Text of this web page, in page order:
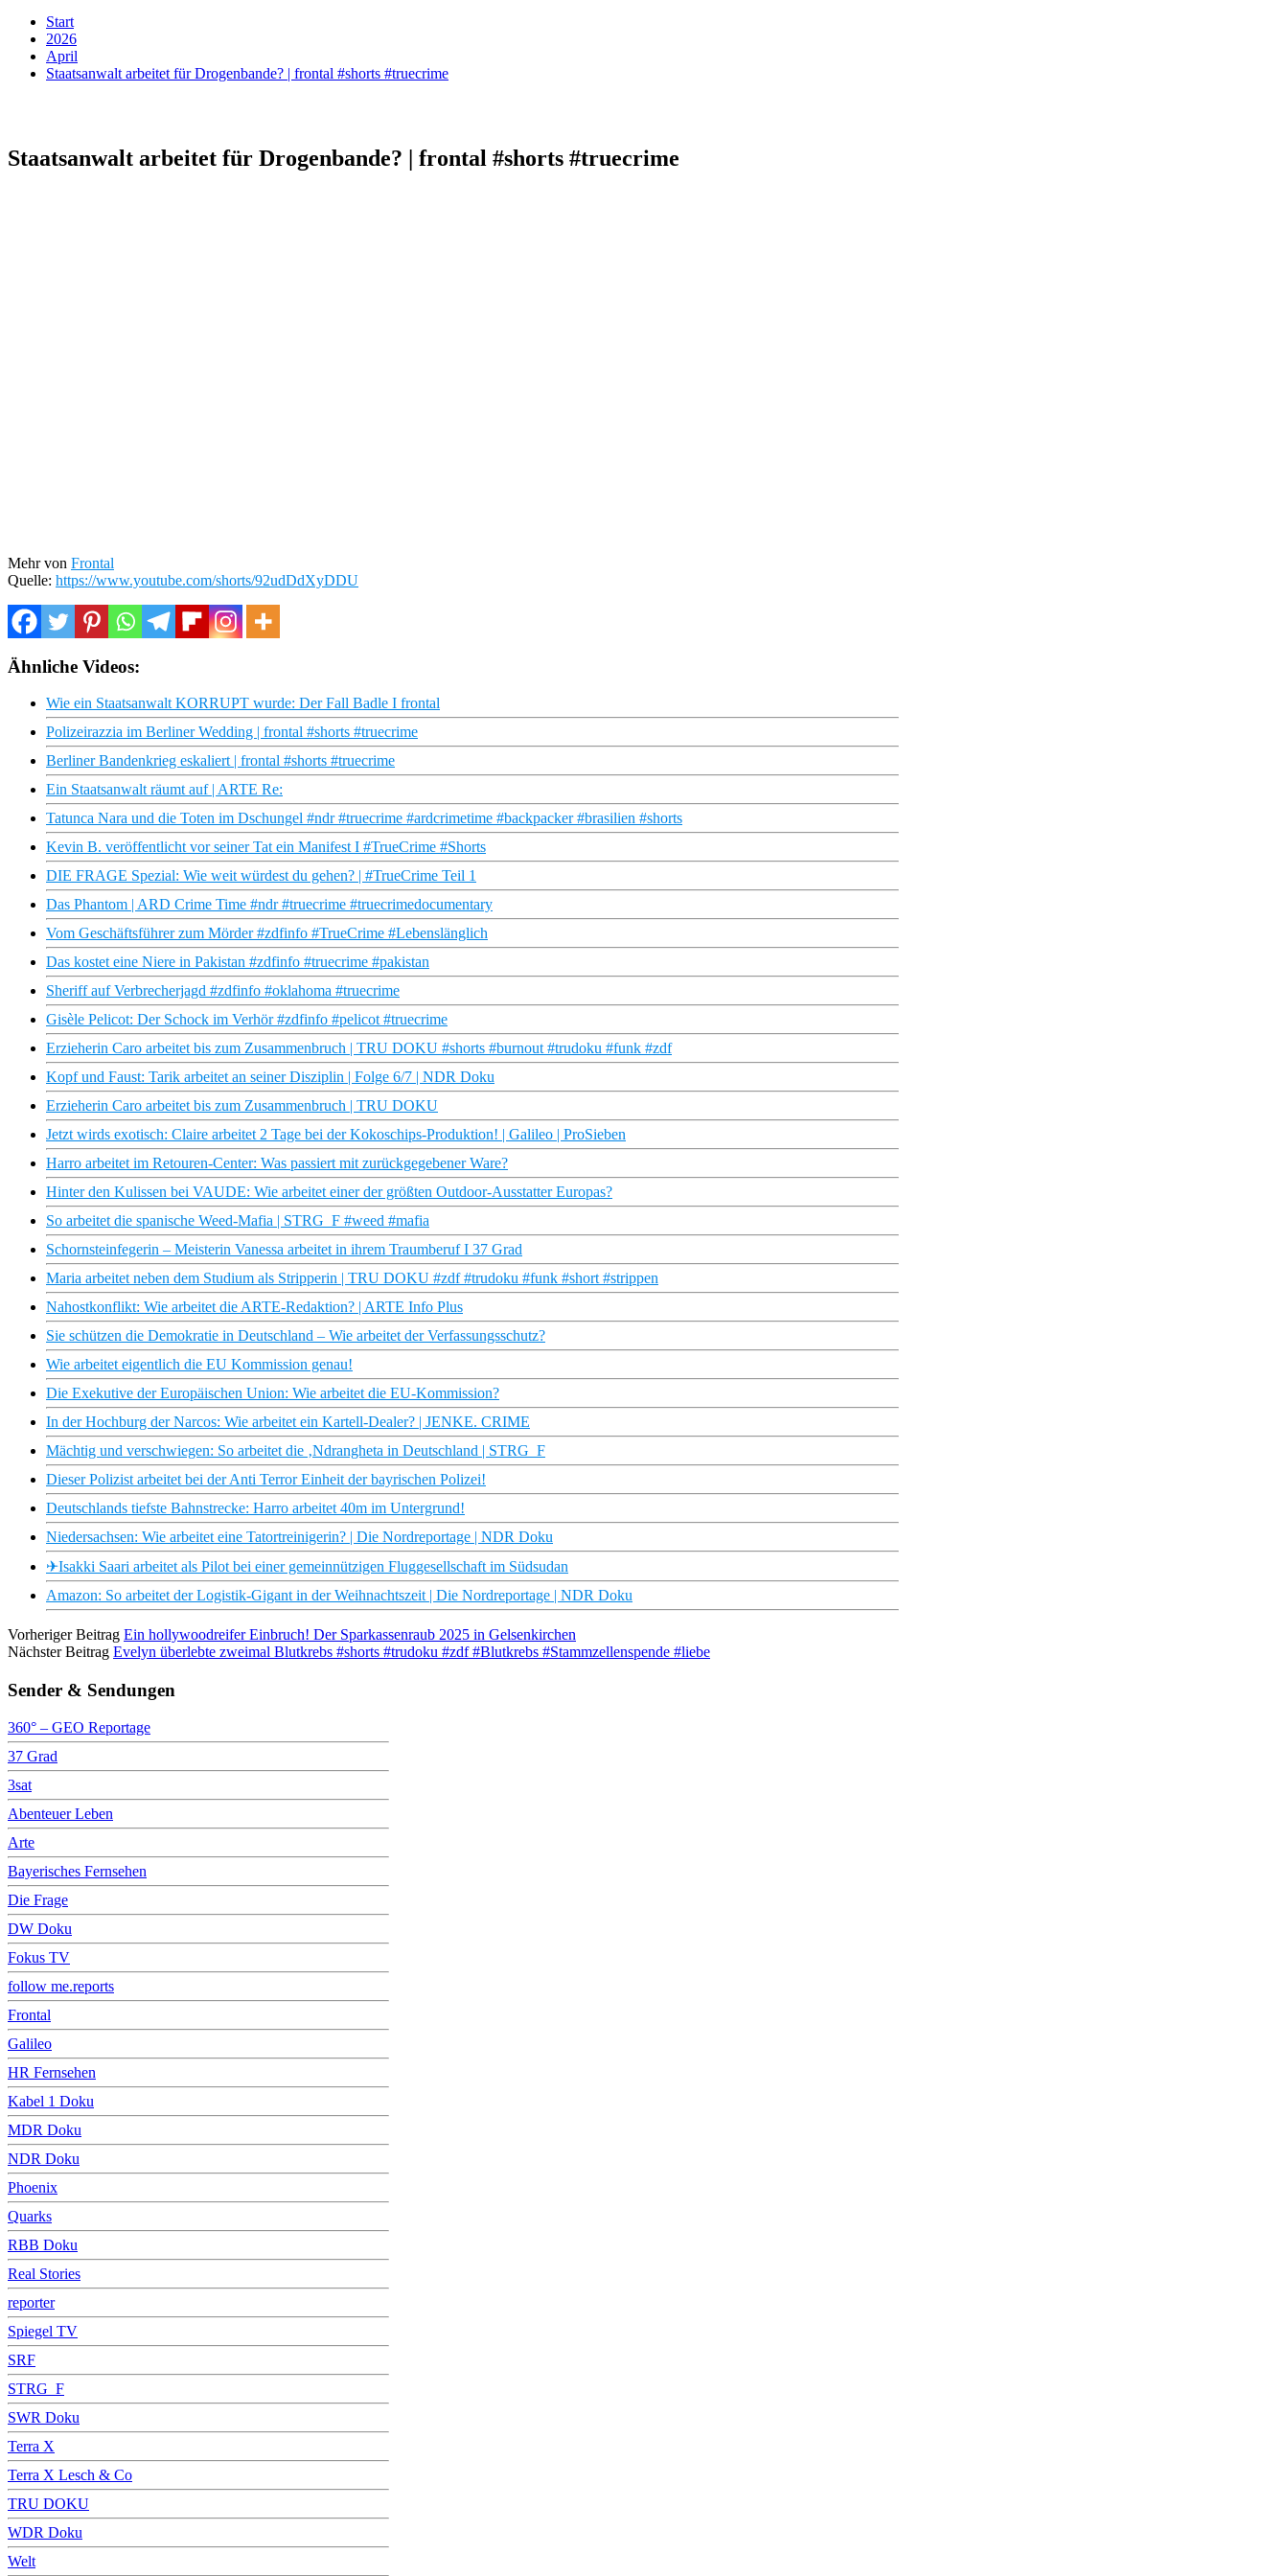
Start
2026
April
Staatsanwalt arbeitet für Drogenbande? | frontal #shorts #truecrime
Staatsanwalt arbeitet für Drogenbande? | frontal #shorts #truecrime
Mehr von Frontal
Quelle: https://www.youtube.com/shorts/92udDdXyDDU
Ähnliche Videos:
Wie ein Staatsanwalt KORRUPT wurde: Der Fall Badle I frontal
Polizeirazzia im Berliner Wedding | frontal #shorts #truecrime
Berliner Bandenkrieg eskaliert | frontal #shorts #truecrime
Ein Staatsanwalt räumt auf | ARTE Re:
Tatunca Nara und die Toten im Dschungel #ndr #truecrime #ardcrimetime #backpacker #brasilien #shorts
Kevin B. veröffentlicht vor seiner Tat ein Manifest I #TrueCrime #Shorts
DIE FRAGE Spezial: Wie weit würdest du gehen? | #TrueCrime Teil 1
Das Phantom | ARD Crime Time #ndr #truecrime #truecrimedocumentary
Vom Geschäftsführer zum Mörder #zdfinfo #TrueCrime #Lebenslänglich
Das kostet eine Niere in Pakistan #zdfinfo #truecrime #pakistan
Sheriff auf Verbrecherjagd #zdfinfo #oklahoma #truecrime
Gisèle Pelicot: Der Schock im Verhör #zdfinfo #pelicot #truecrime
Erzieherin Caro arbeitet bis zum Zusammenbruch | TRU DOKU #shorts #burnout #trudoku #funk #zdf
Kopf und Faust: Tarik arbeitet an seiner Disziplin | Folge 6/7 | NDR Doku
Erzieherin Caro arbeitet bis zum Zusammenbruch | TRU DOKU
Jetzt wirds exotisch: Claire arbeitet 2 Tage bei der Kokoschips-Produktion! | Galileo | ProSieben
Harro arbeitet im Retouren-Center: Was passiert mit zurückgegebener Ware?
Hinter den Kulissen bei VAUDE: Wie arbeitet einer der größten Outdoor-Ausstatter Europas?
So arbeitet die spanische Weed-Mafia | STRG_F #weed #mafia
Schornsteinfegerin – Meisterin Vanessa arbeitet in ihrem Traumberuf I 37 Grad
Maria arbeitet neben dem Studium als Stripperin | TRU DOKU #zdf #trudoku #funk #short #strippen
Nahostkonflikt: Wie arbeitet die ARTE-Redaktion? | ARTE Info Plus
Sie schützen die Demokratie in Deutschland – Wie arbeitet der Verfassungsschutz?
Wie arbeitet eigentlich die EU Kommission genau!
Die Exekutive der Europäischen Union: Wie arbeitet die EU-Kommission?
In der Hochburg der Narcos: Wie arbeitet ein Kartell-Dealer? | JENKE. CRIME
Mächtig und verschwiegen: So arbeitet die ‚Ndrangheta in Deutschland | STRG_F
Dieser Polizist arbeitet bei der Anti Terror Einheit der bayrischen Polizei!
Deutschlands tiefste Bahnstrecke: Harro arbeitet 40m im Untergrund!
Niedersachsen: Wie arbeitet eine Tatortreinigerin? | Die Nordreportage | NDR Doku
✈Isakki Saari arbeitet als Pilot bei einer gemeinnützigen Fluggesellschaft im Südsudan
Amazon: So arbeitet der Logistik-Gigant in der Weihnachtszeit | Die Nordreportage | NDR Doku
Vorheriger Beitrag Ein hollywoodreifer Einbruch! Der Sparkassenraub 2025 in Gelsenkirchen
Nächster Beitrag Evelyn überlebte zweimal Blutkrebs #shorts #trudoku #zdf #Blutkrebs #Stammzellenspende #liebe
Sender & Sendungen
360° – GEO Reportage
37 Grad
3sat
Abenteuer Leben
Arte
Bayerisches Fernsehen
Die Frage
DW Doku
Fokus TV
follow me.reports
Frontal
Galileo
HR Fernsehen
Kabel 1 Doku
MDR Doku
NDR Doku
Phoenix
Quarks
RBB Doku
Real Stories
reporter
Spiegel TV
SRF
STRG_F
SWR Doku
Terra X
Terra X Lesch & Co
TRU DOKU
WDR Doku
Welt